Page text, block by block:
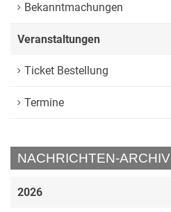
Bekanntmachungen
Veranstaltungen
Ticket Bestellung
Termine
NACHRICHTEN-ARCHIV
2026